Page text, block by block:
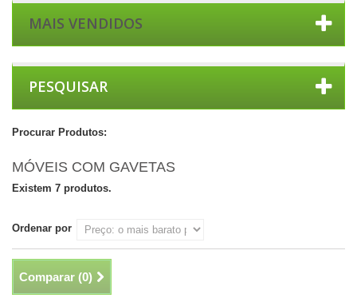
MAIS VENDIDOS
PESQUISAR
Procurar Produtos:
MÓVEIS COM GAVETAS
Existem 7 produtos.
Ordenar por
Comparar (0)